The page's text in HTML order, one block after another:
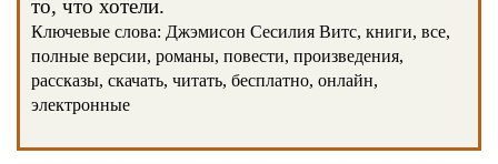
то, что хотели.
Ключевые слова: Джэмисон Сесилия Витс, книги, все,
полные версии, романы, повести, произведения,
рассказы, скачать, читать, бесплатно, онлайн,
электронные